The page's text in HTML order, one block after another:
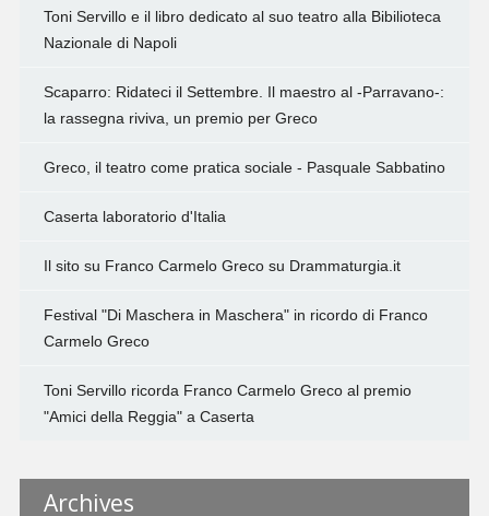
Toni Servillo e il libro dedicato al suo teatro alla Bibilioteca
Nazionale di Napoli
Scaparro: Ridateci il Settembre. Il maestro al -Parravano-:
la rassegna riviva, un premio per Greco
Greco, il teatro come pratica sociale - Pasquale Sabbatino
Caserta laboratorio d'Italia
Il sito su Franco Carmelo Greco su Drammaturgia.it
Festival "Di Maschera in Maschera" in ricordo di Franco
Carmelo Greco
Toni Servillo ricorda Franco Carmelo Greco al premio
"Amici della Reggia" a Caserta
Archives